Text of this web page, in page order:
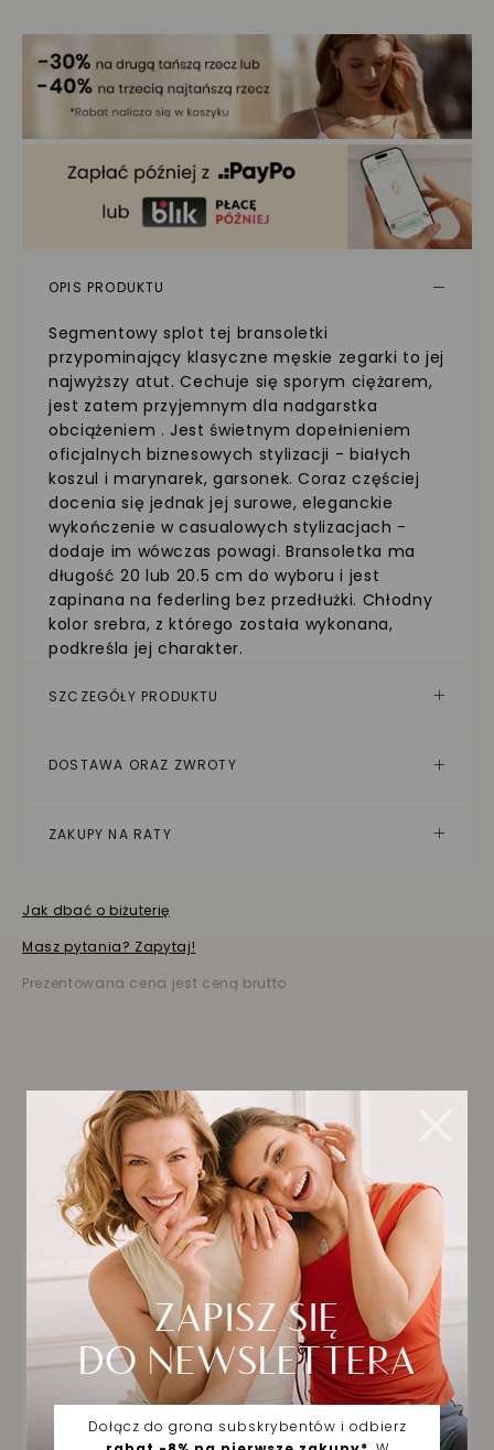
OPIS PRODUKTU
Segmentowy splot tej bransoletki
przypominający klasyczne męskie zegarki to jej
najwyższy atut. Cechuje się sporym ciężarem,
jest zatem przyjemnym dla nadgarstka
obciążeniem . Jest świetnym dopełnieniem
oficjalnych biznesowych stylizacji - białych
koszul i marynarek, garsonek. Coraz częściej
docenia się jednak jej surowe, eleganckie
wykończenie w casualowych stylizacjach -
dodaje im wówczas powagi. Bransoletka ma
długość 20 lub 20.5 cm do wyboru i jest
zapinana na federling bez przedłużki. Chłodny
kolor srebra, z którego została wykonana,
podkreśla jej charakter.
SZCZEGÓŁY PRODUKTU
DOSTAWA ORAZ ZWROTY
ZAKUPY NA RATY
Jak dbać o biżuterię
Masz pytania? Zapytaj!
Prezentowana cena jest ceną brutto
Biżuteria wybrana dla
Ciebie